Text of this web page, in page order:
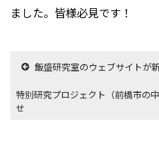
ました。皆様必見です！
飯盛研究室のウェブサイトが
特別研究プロジェクト（前橋市の
せ